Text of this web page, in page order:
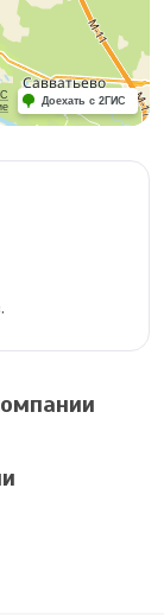
Доехать с 2ГИС